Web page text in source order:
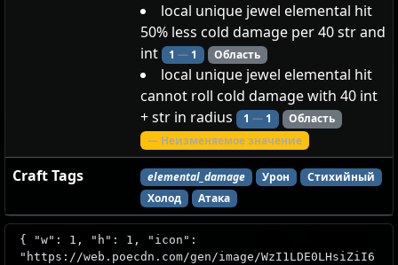
local unique jewel elemental hit
50% less cold damage per 40 str and
int
1 —1 Область
local unique jewel elemental hit
cannot roll cold damage with 40 int
+ str in radius
1 —1
Область
— Неизменяемое значение
Craft Tags elemental_damage Урон
Стихийный
Холод
Атака
{ "w": 1, "h": 1, "icon":
"https://web.poecdn.com/gen/image/WzI1LDE0LHsiZiI6